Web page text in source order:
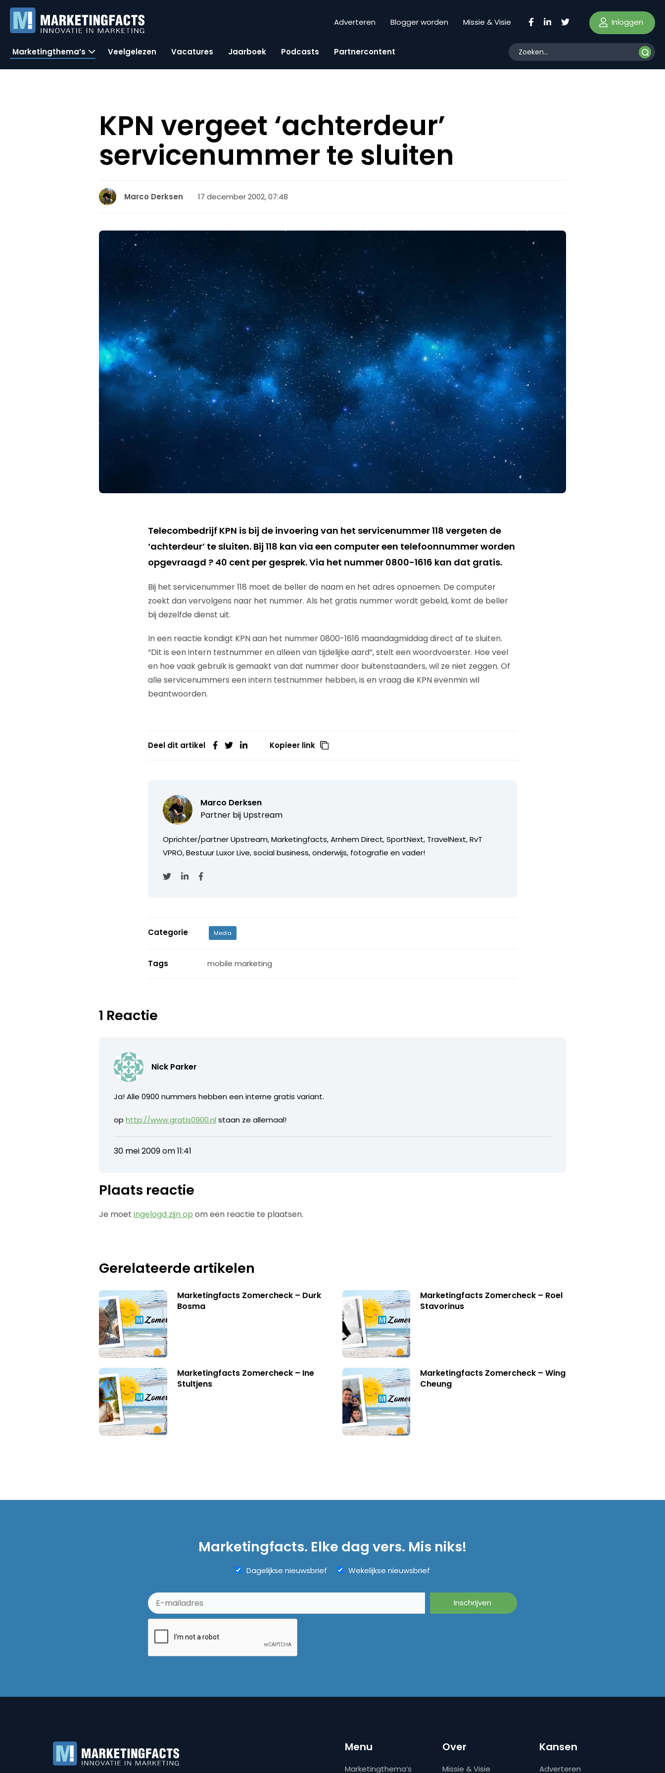
Adverteren Blogger worden Missie & Visie Inloggen
Marketingthema’s Veelgelezen Vacatures Jaarboek Podcasts Partnercontent
KPN vergeet ‘achterdeur’
servicenummer te sluiten
Marco Derksen 17 december 2002, 07:48
Telecombedrijf KPN is bij de invoering van het servicenummer 118 vergeten de
‘achterdeur’ te sluiten. Bij 118 kan via een computer een telefoonnummer worden
opgevraagd ? 40 cent per gesprek. Via het nummer 0800-1616 kan dat gratis.
Bij het servicenummer 118 moet de beller de naam en het adres opnoemen. De computer
zoekt dan vervolgens naar het nummer. Als het gratis nummer wordt gebeld, komt de beller
bij dezelfde dienst uit.
In een reactie kondigt KPN aan het nummer 0800-1616 maandagmiddag direct af te sluiten.
“Dit is een intern testnummer en alleen van tijdelijke aard”, stelt een woordvoerster. Hoe veel
en hoe vaak gebruik is gemaakt van dat nummer door buitenstaanders, wil ze niet zeggen. Of
alle servicenummers een intern testnummer hebben, is en vraag die KPN evenmin wil
beantwoorden.
Deel dit artikel Kopieer link
Marco Derksen
Partner bij Upstream
Oprichter/partner Upstream, Marketingfacts, Arnhem Direct, SportNext, TravelNext, RvT
VPRO, Bestuur Luxor Live, social business, onderwijs, fotografie en vader!
Categorie Media
Tags mobile marketing
1 Reactie
Nick Parker
Ja! Alle 0900 nummers hebben een interne gratis variant.
ophttp://www.gratis0900.nl staan ze allemaal!
30 mei 2009 om 11:41
Plaats reactie
Je moetingelogd zijn op om een reactie te plaatsen.
Gerelateerde artikelen
Marketingfacts Zomercheck – Durk
Bosma
Marketingfacts Zomercheck – Roel
Stavorinus
Marketingfacts Zomercheck – Ine
Stultjens
Marketingfacts Zomercheck – Wing
Cheung
Marketingfacts. Elke dag vers. Mis niks!
Dagelijkse nieuwsbrief Wekelijkse nieuwsbrief
Menu
Marketingthema’s
Over
Missie & Visie
Kansen
Adverteren